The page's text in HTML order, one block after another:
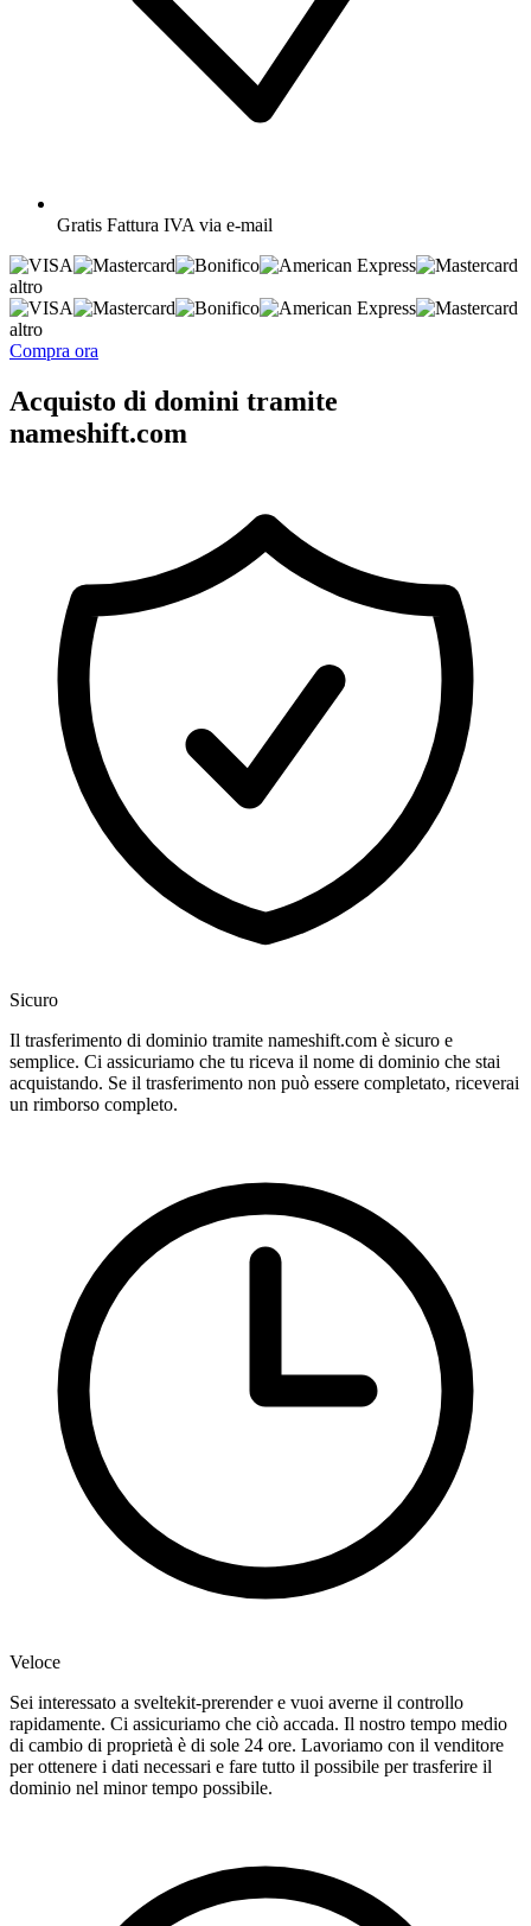
Gratis Fattura IVA via e-mail
altro
altro
Compra ora
Acquisto di domini tramite
nameshift.com
Sicuro
Il trasferimento di dominio tramite nameshift.com è sicuro e
semplice. Ci assicuriamo che tu riceva il nome di dominio che stai
acquistando. Se il trasferimento non può essere completato, riceverai
un rimborso completo.
Veloce
Sei interessato a sveltekit-prerender e vuoi averne il controllo
rapidamente. Ci assicuriamo che ciò accada. Il nostro tempo medio
di cambio di proprietà è di sole 24 ore. Lavoriamo con il venditore
per ottenere i dati necessari e fare tutto il possibile per trasferire il
dominio nel minor tempo possibile.